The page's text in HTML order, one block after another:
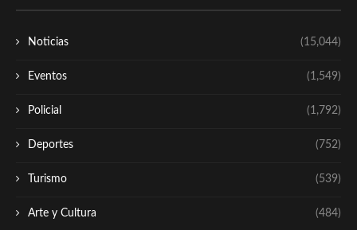
Noticias (15,044)
Eventos (1,549)
Policial (1,792)
Deportes (752)
Turismo (539)
Arte y Cultura (484)